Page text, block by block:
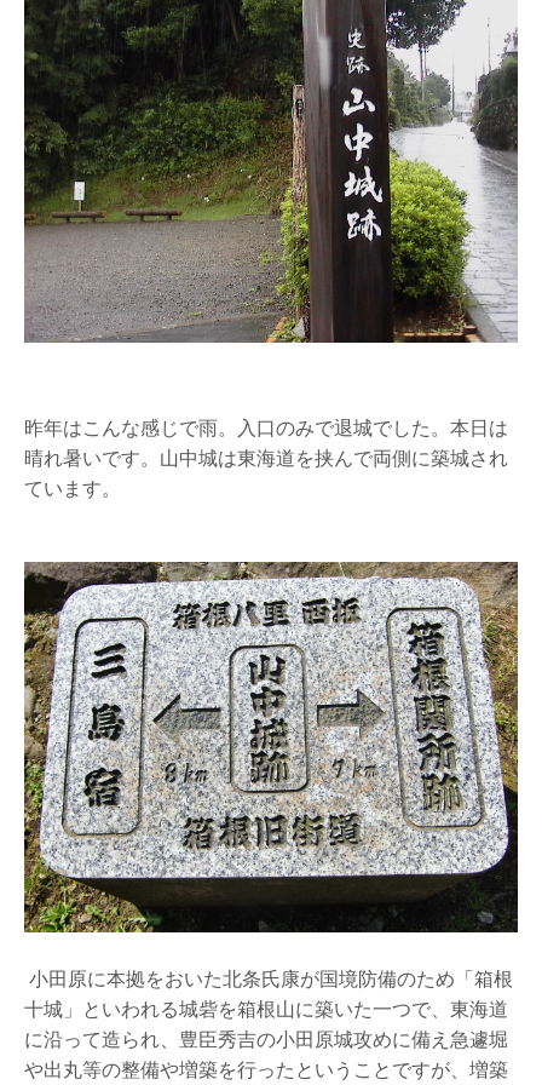
昨年はこんな感じで雨。入口のみで退城でした。本日は
晴れ暑いです。山中城は東海道を挟んで両側に築城され
ています。
小田原に本拠をおいた北条氏康が国境防備のため「箱根
十城」といわれる城砦を箱根山に築いた一つで、東海道
に沿って造られ、豊臣秀吉の小田原城攻めに備え急遽堀
や出丸等の整備や増築を行ったということですが、増築